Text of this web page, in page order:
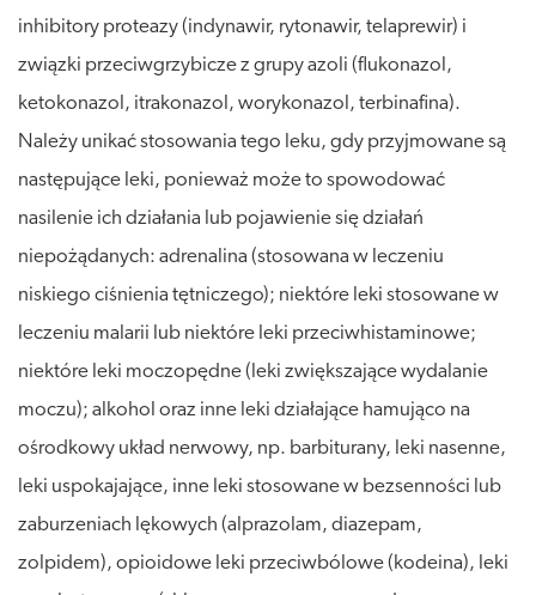
inhibitory proteazy (indynawir, rytonawir, telaprewir) i
związki przeciwgrzybicze z grupy azoli (flukonazol,
ketokonazol, itrakonazol, worykonazol, terbinafina).
Należy unikać stosowania tego leku, gdy przyjmowane są
następujące leki, ponieważ może to spowodować
nasilenie ich działania lub pojawienie się działań
niepożądanych: adrenalina (stosowana w leczeniu
niskiego ciśnienia tętniczego); niektóre leki stosowane w
leczeniu malarii lub niektóre leki przeciwhistaminowe;
niektóre leki moczopędne (leki zwiększające wydalanie
moczu); alkohol oraz inne leki działające hamująco na
ośrodkowy układ nerwowy, np. barbiturany, leki nasenne,
leki uspokajające, inne leki stosowane w bezsenności lub
zaburzeniach lękowych (alprazolam, diazepam,
zolpidem), opioidowe leki przeciwbólowe (kodeina), leki